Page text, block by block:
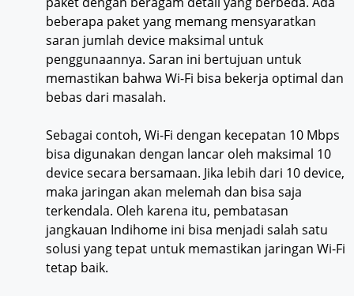
beberapa paket yang memang mensyaratkan
saran jumlah device maksimal untuk
penggunaannya. Saran ini bertujuan untuk
memastikan bahwa Wi-Fi bisa bekerja optimal dan
bebas dari masalah.
Sebagai contoh, Wi-Fi dengan kecepatan 10 Mbps
bisa digunakan dengan lancar oleh maksimal 10
device secara bersamaan. Jika lebih dari 10 device,
maka jaringan akan melemah dan bisa saja
terkendala. Oleh karena itu, pembatasan
jangkauan Indihome ini bisa menjadi salah satu
solusi yang tepat untuk memastikan jaringan Wi-Fi
tetap baik.